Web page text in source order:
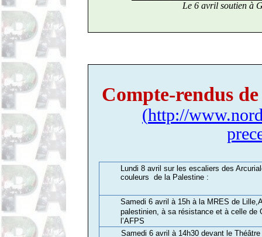
Le 6 avril soutien à
Compte-rendus
(http://
Lundi 8 avril sur les escaliers des
couleurs de la Palestine :
Samedi 6 avril à 15h à la MRES de
palestinien, à sa résistance et à celle de
l’AFPS
Samedi 6 avril à 14h30 devant le